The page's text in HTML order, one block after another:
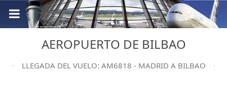
AEROPUERTO DE BILBAO
LLEGADA DEL VUELO: AM6818 - MADRID A BILBAO